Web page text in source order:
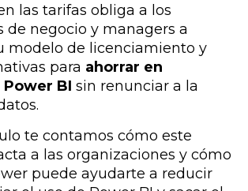
las tarifas obliga a los
de negocio y managers a
modelo de licenciamiento y
para ahorrar en
Power BI sin renunciar a la
te contamos cómo este
a las organizaciones y cómo
puede ayudarte a reducir